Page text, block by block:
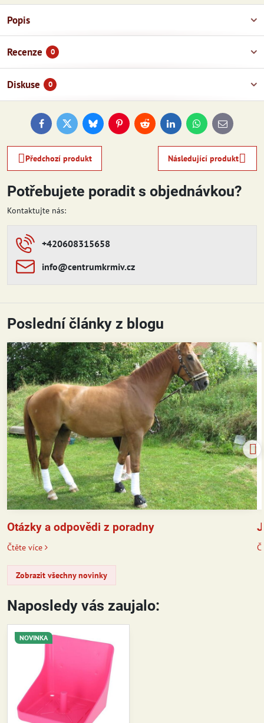
Popis
Recenze 0
Diskuse 0
FacebookTwitterBlueskyPinterestReddit LinkedInWhatsApp
E-
mail
Předchozí produkt Následující produkt
Potřebujete poradit s objednávkou?
Kontaktujte nás:
+420608315658
info​​@centrumkrmiv​​.cz
Poslední články z blogu
Otázky a odpovědi z poradny
Čtěte více
Zobrazit všechny novinky
Naposledy vás zaujalo:
NOVINKA